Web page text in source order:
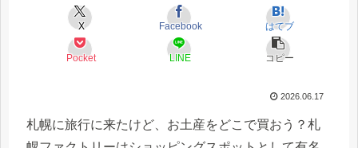
X Facebook はてブ
Pocket LINE コピー
2026.06.17
札幌に旅行に来たけど、お土産をどこで買おう？札